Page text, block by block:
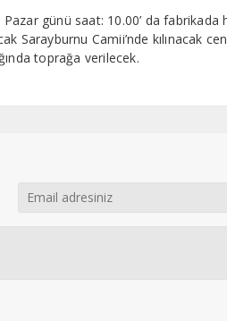
günü saat: 10.00’ da fabrikada
Sarayburnu Camii’nde kılınacak
toprağa verilecek.